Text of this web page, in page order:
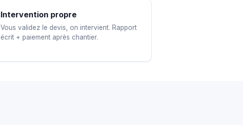
Intervention propre
Vous validez le devis, on intervient. Rapport
écrit + paiement après chantier.